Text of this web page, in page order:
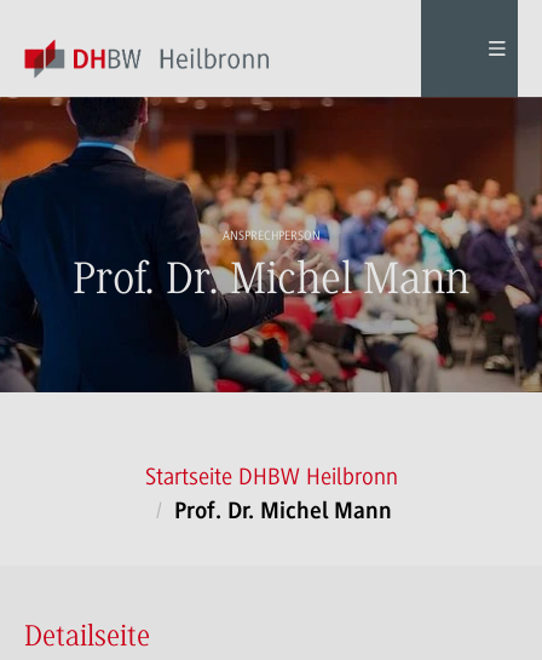
ANSPRECHPERSON
Prof. Dr. Michel Mann
Startseite DHBW Heilbronn
Prof. Dr. Michel Mann
Detailseite